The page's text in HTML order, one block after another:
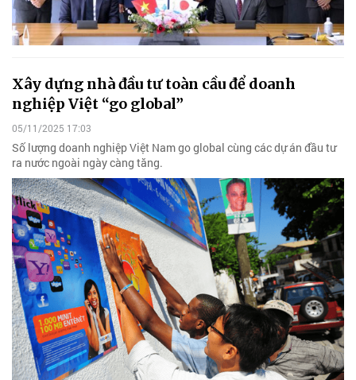
Xây dựng nhà đầu tư toàn cầu để doanh
nghiệp Việt “go global”
05/11/2025 17:03
Số lượng doanh nghiệp Việt Nam go global cùng các dự án đầu tư
ra nước ngoài ngày càng tăng.